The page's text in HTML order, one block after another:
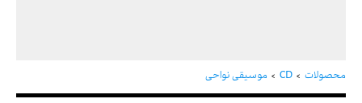
محصولات CD موسیقی نواحی